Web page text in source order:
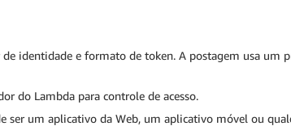
identidade e formato de token. A postagem usa um
do Lambda para controle de acesso.
ser um aplicativo da Web, um aplicativo móvel ou